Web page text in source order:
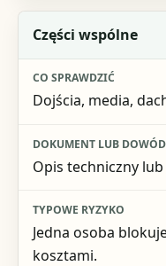
Części wspólne
Dojścia, media,
Opis techniczny
Jedna osoba
kosztami.